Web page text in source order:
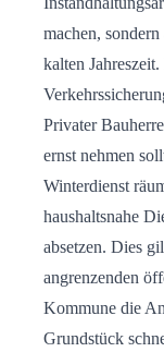
machen,
kalten
Privater
ernst nehmen
Winterdienst
haushaltsnahe
absetzen. Dies
angrenzenden
Kommune die
Grundstück